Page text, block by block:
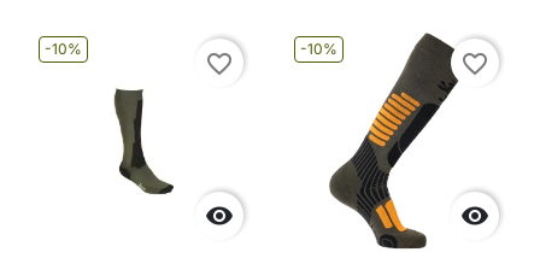
-10%

favorite_border
-10%

favorite_border